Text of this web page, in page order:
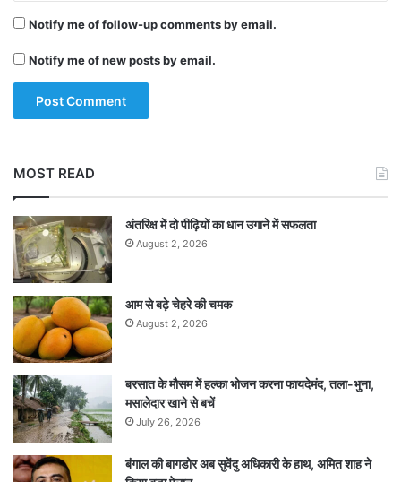
Notify me of follow-up comments by email.
Notify me of new posts by email.
MOST READ
अंतरिक्ष में दो पीढ़ियों का धान उगाने में सफलता
August 2, 2026
आम से बढ़े चेहरे की चमक
August 2, 2026
बरसात के मौसम में हल्का भोजन करना फायदेमंद, तला-भुना,
मसालेदार खाने से बचें
July 26, 2026
बंगाल की बागडोर अब सुवेंदु अधिकारी के हाथ, अमित शाह ने